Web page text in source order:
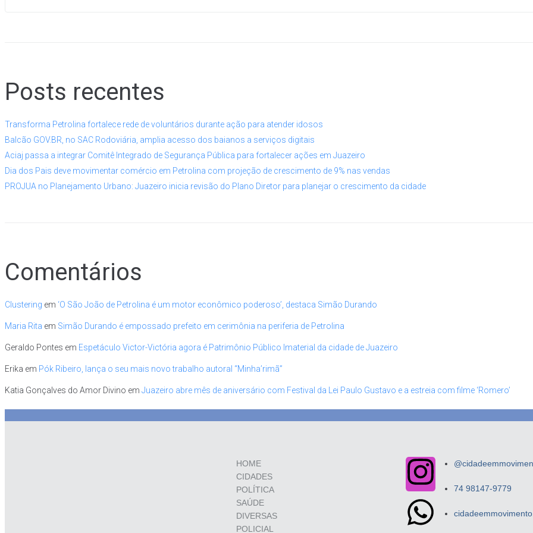
Posts recentes
Transforma Petrolina fortalece rede de voluntários durante ação para atender idosos
Balcão GOV.BR, no SAC Rodoviária, amplia acesso dos baianos a serviços digitais
Aciaj passa a integrar Comitê Integrado de Segurança Pública para fortalecer ações em Juazeiro
Dia dos Pais deve movimentar comércio em Petrolina com projeção de crescimento de 9% nas vendas
PROJUA no Planejamento Urbano: Juazeiro inicia revisão do Plano Diretor para planejar o crescimento da cidade
Comentários
Clustering em ‘O São João de Petrolina é um motor econômico poderoso’, destaca Simão Durando
Maria Rita em Simão Durando é empossado prefeito em cerimônia na periferia de Petrolina
Geraldo Pontes em Espetáculo Victor-Victória agora é Patrimônio Público Imaterial da cidade de Juazeiro
Erika em Pók Ribeiro, lança o seu mais novo trabalho autoral “Minha’rimã”
Katia Gonçalves do Amor Divino em Juazeiro abre mês de aniversário com Festival da Lei Paulo Gustavo e a estreia com filme ‘Romero’
HOME
CIDADES
POLÍTICA
SAÚDE
DIVERSAS
POLICIAL
74 98147-9779